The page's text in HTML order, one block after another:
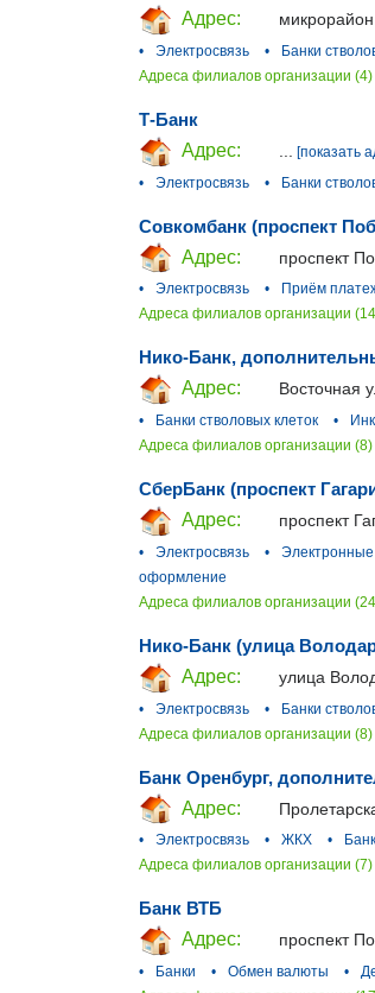
Адрес:
•
Электросвязь • Банки
Адреса филиалов организации (4)
Т-Банк
Адрес:
[показать
•
Электросвязь • Банки
Совкомбанк (проспект
Адрес:
проспект
•
Электросвязь • Приём
Адреса филиалов организации
Нико-Банк,
Адрес:
Восточная
•
Банки стволовых клеток •
Адреса филиалов организации (8)
СберБанк (проспект
Адрес:
проспект
•
Электросвязь •
оформление
Адреса филиалов организации
Нико-Банк (улица
Адрес:
улица
•
Электросвязь • Банки
Адреса филиалов организации (8)
Банк Оренбург,
Адрес:
•
Электросвязь • ЖКХ •
Адреса филиалов организации (7)
Банк ВТБ
Адрес:
проспект
•
Банки • Обмен валюты •